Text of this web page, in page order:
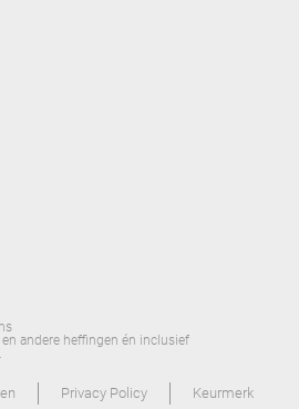
andere heffingen én inclusief
Privacy Policy Keurmerk